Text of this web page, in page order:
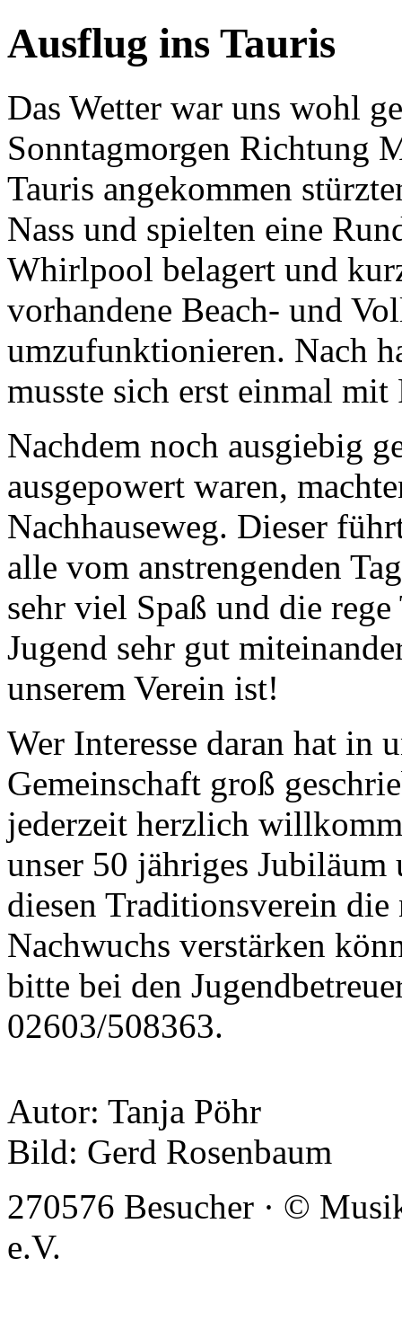
Ausflug ins Tauris
Das Wetter war uns wohl
Sonntagmorgen Richtung
Tauris angekommen
Nass und spielten eine
Whirlpool belagert und
vorhandene Beach- und
umzufunktionieren. Nach
musste sich erst einmal mit
Nachdem noch ausgiebig
ausgepowert waren,
Nachhauseweg. Dieser
alle vom anstrengenden
sehr viel Spaß und die
Jugend sehr gut
unserem Verein ist!
Wer Interesse daran hat in
Gemeinschaft groß
jederzeit herzlich
unser 50 jähriges
diesen Traditionsverein die
Nachwuchs verstärken
bitte bei den
02603/508363.
Autor: Tanja Pöhr
Bild: Gerd Rosenbaum
270576 Besucher · ©
e.V.